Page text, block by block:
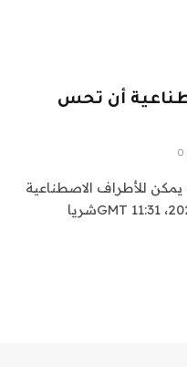
أن تحس
0
للأطراف الاصطناعية
أن تحس بالأشياء؟6 مارس/ آذار 2023، 11:31 GMTشريا